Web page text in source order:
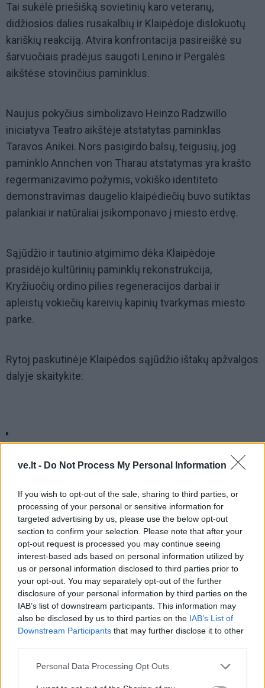
ve.lt - Do Not Process My Personal Information
If you wish to opt-out of the sale, sharing to third parties, or
processing of your personal or sensitive information for
targeted advertising by us, please use the below opt-out
section to confirm your selection. Please note that after your
opt-out request is processed you may continue seeing
interest-based ads based on personal information utilized by
us or personal information disclosed to third parties prior to
your opt-out. You may separately opt-out of the further
disclosure of your personal information by third parties on the
IAB’s list of downstream participants. This information may
also be disclosed by us to third parties on the IAB’s List of
Downstream Participants that may further disclose it to other
Personal Data Processing Opt Outs
Tai sukėlė priešišką sovietinių karo veteranų,
didžiosios dalies rusakalbių ir Klaipėdoje dislokuotų
kariškių reakciją. Atvira konfrontacija pasireiškė su
šarvuočiais pradėjus saugoti Lenino ir Pergalės
aikštėse stovinčius paminklus.
Naujus pokyčius simbolizavo Heinzo Radzwillo
iniciatyva Teatro aikštėje atstatytas paminklas
Taravos Anikei. Nors pasigirdo balsų, teigusių, jog
paminklo Annchen von Tharau atstatymas yra krašto
regermanizavimo požymis, vokiško identiteto
demonstravimas daugelio klaipėdiečių buvo sutiktas
palankiai ir natūraliai įsikomponavo į miesto erdvę.
Sąjūdžio ir tautinio atgimimo dėka Klaipėdoje
prasidėjo kultūrinių paminklų rekonstrukcija,
Kryžiuočių ordino pilies regeneracijos darbai ir
apleistų vokiečių kareivių kapinių tvarkymas miesto
parke.
Rytoj paskutinėje Klaipėdos sąjūdžio ištakų apžvalgos
dalyje skaitykite:
"Sąjūdis" - kaip struktūra, iš kurios išsirutuliojo
Skirtingų interesų ir išsilavinimo žmones vienijantis
judėjimas neišvengiamai gimdė skirtingas veiklos
formas
Naują ciklo "Sąjūdžio kronikos", kuriame savo
prisiminimais ir išgyvenimais dalijasi pirmieji
Klaipėdos sąjūdiečiai, dalį skaitykite kitą
ketvirtadienį